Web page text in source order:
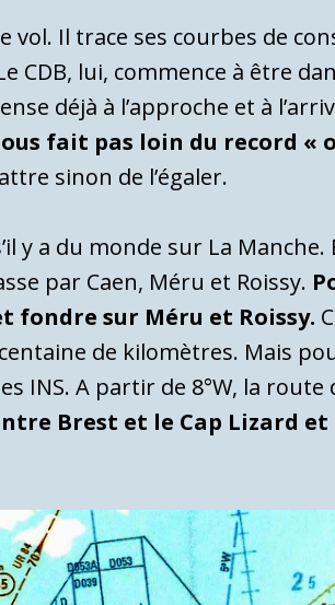
vol. Il trace ses courbes de
CDB, lui, commence à être
déjà à l’approche et à
fait pas loin du record «
sinon de l’égaler.
y a du monde sur La
par Caen, Méru et Roissy.
fondre sur Méru et Roissy.
de kilomètres. Mais
INS. A partir de 8°W, la route
Brest et le Cap Lizard